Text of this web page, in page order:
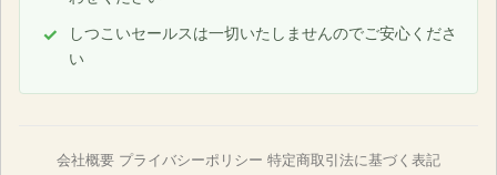
しつこいセールスは一切いたしませんのでご安心くださ
い
会社概要 プライバシーポリシー 特定商取引法に基づく表記